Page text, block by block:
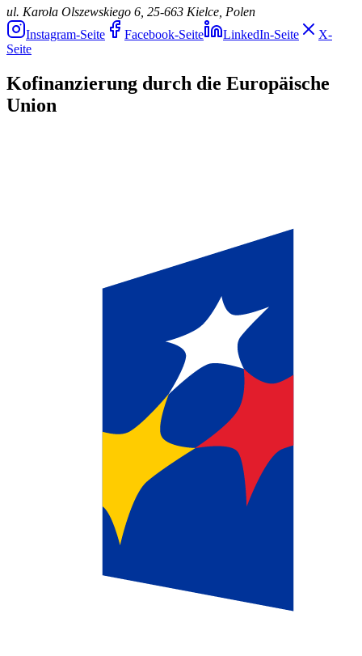
ul. Karola Olszewskiego 6, 25-663 Kielce, Polen
Instagram-Seite
Facebook-Seite LinkedIn-Seite
X-
Seite
Kofinanzierung durch die Europäische
Union